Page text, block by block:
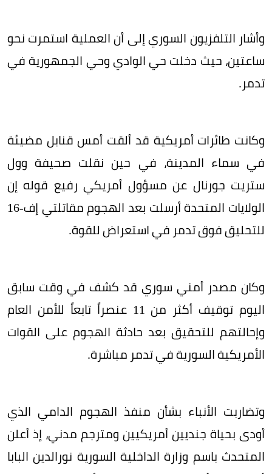
وأشار التلفزيون السوري إلى أن العملية استمرت نحو
ساعتين، حيث دخلت حي الوادي وحي الجمهورية في
تدمر.
وكانت طائرات أمريكية قد ألقت أمس قنابل مضيئة
في سماء المدينة، في حين نقلت صحيفة وول
ستريت جورنال عن مسؤول أمريكي رفيع قوله إن
الولايات المتحدة أرسلت بعد الهجوم مقاتلتي إف-16
للتحليق فوق تدمر في استعراض للقوة.
وكان مصدر أمني سوري قد كشف في وقت سابق
اليوم توقيف أكثر من 11 عنصراً تابعاً للأمن العام
وإحالتهم للتحقيق بعد حادثة الهجوم على القوات
الأمريكية السورية في تدمر مباشرة.
وتضاربت الأنباء بشأن منفذ الهجوم الدامي الذي
أودى بحياة جنديين أمريكيين ومترجم مدني، إذ أعلن
المتحدث باسم وزارة الداخلية السورية نورالدين البابا